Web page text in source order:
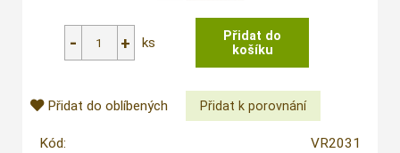
ks
Přidat do oblíbených
Kód:
VR2031